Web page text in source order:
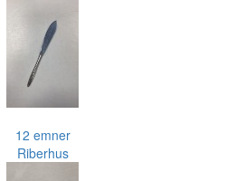
12 emner
Riberhus